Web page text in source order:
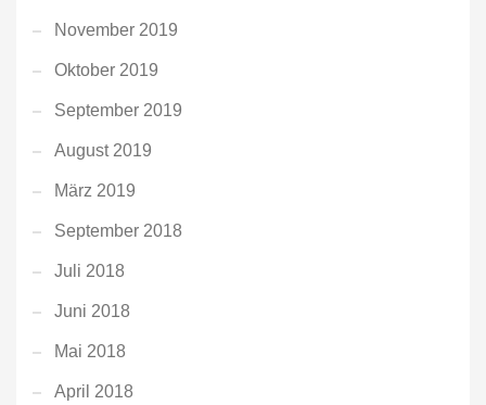
November 2019
Oktober 2019
September 2019
August 2019
März 2019
September 2018
Juli 2018
Juni 2018
Mai 2018
April 2018